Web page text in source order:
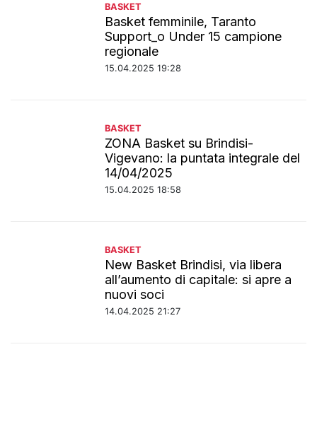
BASKET
Basket femminile, Taranto
Support_o Under 15 campione
regionale
15.04.2025 19:28
BASKET
ZONA Basket su Brindisi-
Vigevano: la puntata integrale del
14/04/2025
15.04.2025 18:58
BASKET
New Basket Brindisi, via libera
all’aumento di capitale: si apre a
nuovi soci
14.04.2025 21:27